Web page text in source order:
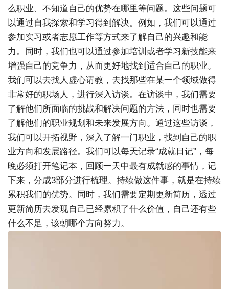
么职业、不知道自己的优势在哪里等问题。这些问题可
以通过自我探索和学习得到解决。例如，我们可以通过
参加实习或者志愿工作等方式来了解自己的兴趣和能
力。同时，我们也可以通过参加培训或者学习新技能来
增强自己的竞争力，从而更好地找到适合自己的职业。
我们可以去找人虚心请教，去找那些在某一个领域做得
非常好的职场人，进行深入访谈。在访谈中，我们需要
了解他们所面临的挑战和解决问题的方法，同时也需要
了解他们的职业规划和未来发展方向。通过这些访谈，
我们可以开拓视野，深入了解一门职业，找到自己的职
业方向和发展路径。 我们可以每天记录“成就日记”，每
晚必须打开笔记本，回顾一天中最有成就感的事情，记
下来，分成3部分进行梳理。持续做这件事，就是在持续
累积我们的优势。同时，我们需要定期更新简历，透过
更新简历去发现自己已经累积了什么价值，自己还有些
什么不足，该朝哪个方向努力。